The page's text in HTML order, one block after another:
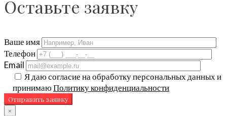
Оставьте заявку
Ваше имя
Телефон
Email
Я даю согласие на обработку персональных данных и
принимаюПолитику конфиденциальности
×